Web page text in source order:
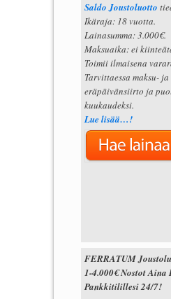
Saldo Joustoluotto
Ikäraja: 18 vuotta.
Lainasumma: 3.000€.
Maksuaika: ei
Toimii ilmaisena
Tarvittaessa maksu-
eräpäivänsiirto ja
kuukaudeksi.
Lue lisää…!
FERRATUM
1-4.000€ Nostot Aina
Pankkitilillesi 24/7!